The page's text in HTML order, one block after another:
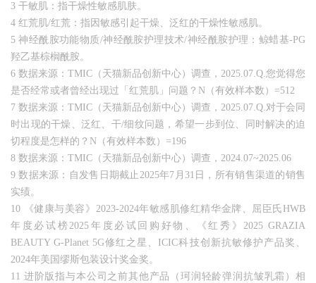
3 干敏肌：指干燥性敏感肌肤。
4 红荒肌/红荒：指因敏感引起干燥、泛红的干燥性敏感肌。
5 神经酰胺功能物质/神经酰胺护理技术/神经酰胺护理：鲸蜡基-PG
羟乙基棕榈酰胺。
6 数据来源：TMIC（天猫新品创新中心）调查，2025.07.Q.您觉得您
是否经常或者曾经出现过「红荒肌」问题？N（有效样本数）=512
7 数据来源：TMIC（天猫新品创新中心）调查，2025.07.Q.对于会同
时出现的干燥、泛红、干/细纹问题，希望一步到位、同时解决的迫
切程度是怎样的？N（有效样本数）=196
8 数据来源：TMIC（天猫新品创新中心）调查，2024.07~2025.06
9 数据来源：自发售日期截止2025年7月31日，所有销售渠道的销售
实绩。
10 《健康与美容》2023-2024年敏感肌修红精华金牌、屈臣氏HWB
年度必试榜2025年度必试回购好物、《红秀》2025 GRAZIA
BEAUTY G-Planet 5G修红之星、ICIC科技创新抗敏修护产品奖、
2024年美国缪斯包装设计奖金奖。
11 进阶版指与本公司之前其他产品（珂润轻龄弹润抗皱乳霜）相